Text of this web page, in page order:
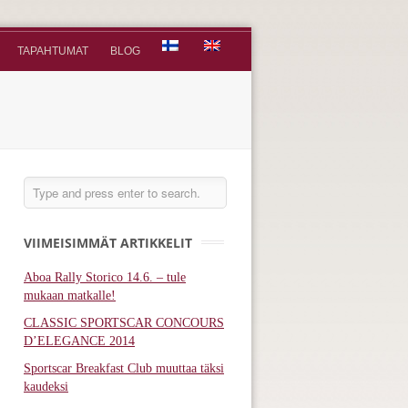
TAPAHTUMAT BLOG
VIIMEISIMMÄT ARTIKKELIT
Aboa Rally Storico 14.6. – tule
mukaan matkalle!
CLASSIC SPORTSCAR CONCOURS
D’ELEGANCE 2014
Sportscar Breakfast Club muuttaa täksi
kaudeksi